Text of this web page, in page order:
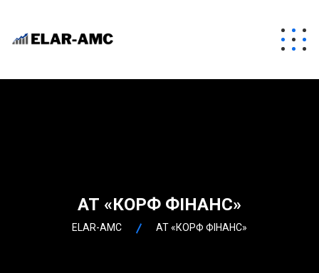
АТ «КОРФ ФІНАНС»
ELAR-AMC АТ «КОРФ ФІНАНС»